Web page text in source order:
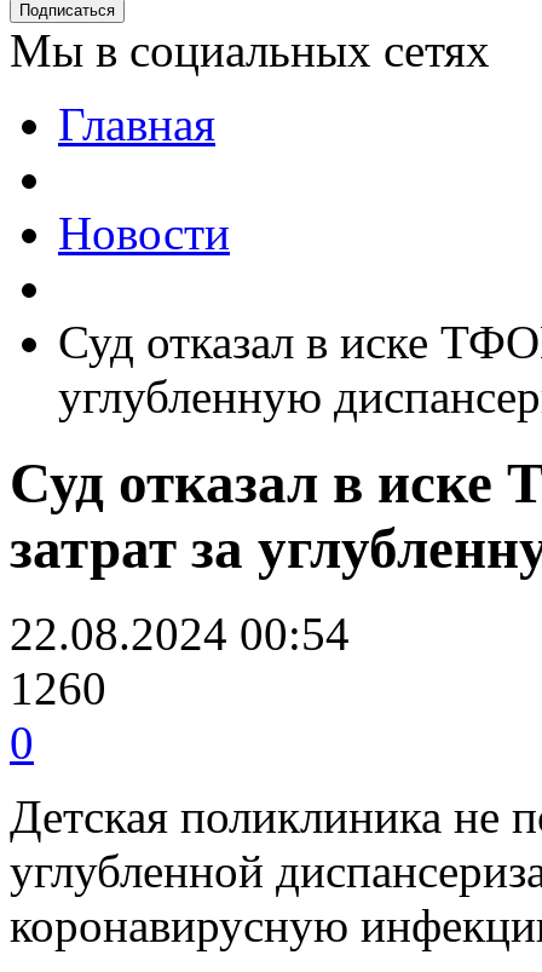
Подписаться
Мы в социальных сетях
Главная
Новости
Суд отказал в иске
углубленную
Суд отказал в
затрат за
22.08.2024 00:54
1260
0
Детская поликлиника не
углубленной
коронавирусную